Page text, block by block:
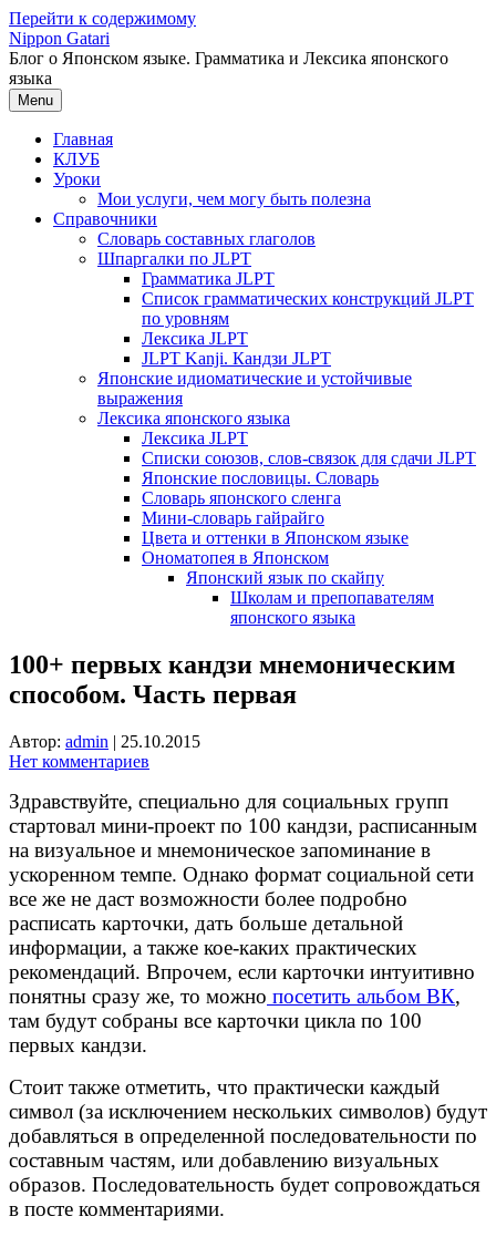
Перейти к содержимому
Nippon Gatari
Блог о Японском языке. Грамматика и Лексика японского
языка
Menu
Главная
КЛУБ
Уроки
Мои услуги, чем могу быть полезна
Справочники
Словарь составных глаголов
Шпаргалки по JLPT
Грамматика JLPT
Список грамматических конструкций JLPT
по уровням
Лексика JLPT
JLPT Kanji. Кандзи JLPT
Японские идиоматические и устойчивые
выражения
Лексика японского языка
Лексика JLPT
Списки союзов, слов-связок для сдачи JLPT
Японские пословицы. Словарь
Словарь японского сленга
Мини-словарь гайрайго
Цвета и оттенки в Японском языке
Ономатопея в Японском
Японский язык по скайпу
Школам и препопавателям
японского языка
100+ первых кандзи мнемоническим
способом. Часть первая
Автор: admin | 25.10.2015
Нет комментариев
Здравствуйте, специально для социальных групп
стартовал мини-проект по 100 кандзи, расписанным
на визуальное и мнемоническое запоминание в
ускоренном темпе. Однако формат социальной сети
все же не даст возможности более подробно
расписать карточки, дать больше детальной
информации, а также кое-каких практических
рекомендаций. Впрочем, если карточки интуитивно
понятны сразу же, то можно посетить альбом ВК,
там будут собраны все карточки цикла по 100
первых кандзи.
Стоит также отметить, что практически каждый
символ (за исключением нескольких символов) будут
добавляться в определенной последовательности по
составным частям, или добавлению визуальных
образов. Последовательность будет сопровождаться
в посте комментариями.